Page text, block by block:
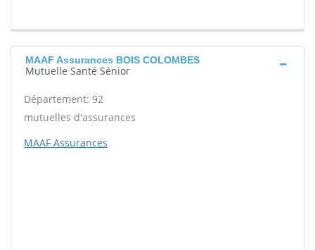
MAAF Assurances BOIS COLOMBES
Mutuelle Santé Sénior
Département: 92
mutuelles d'assurances
MAAF Assurances